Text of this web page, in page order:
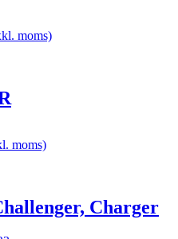
moms)
moms)
Charger